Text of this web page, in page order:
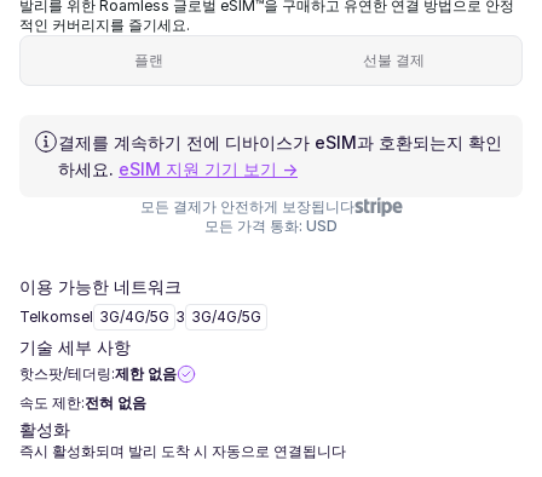
발리를 위한 Roamless 글로벌 eSIM™을 구매하고 유연한 연결 방법으로 안정
적인 커버리지를 즐기세요.
플랜
선불 결제
결제를 계속하기 전에 디바이스가 eSIM과 호환되는지 확인
하세요. eSIM 지원 기기 보기 →
모든 결제가 안전하게 보장됩니다
모든 가격 통화: USD
이용 가능한 네트워크
Telkomsel 3G/4G/5G 3 3G/4G/5G
기술 세부 사항
핫스팟/테더링:제한 없음
속도 제한:전혀 없음
활성화
즉시 활성화되며 발리 도착 시 자동으로 연결됩니다